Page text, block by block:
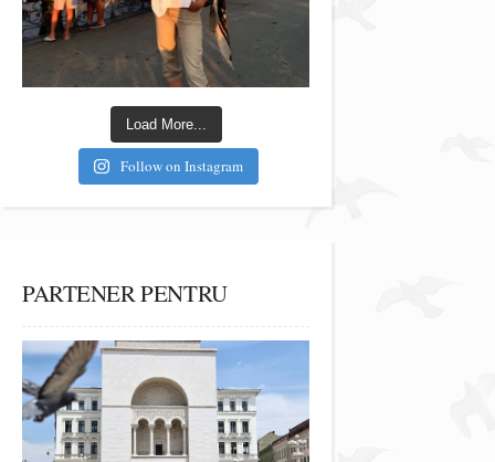
Load More...
Follow on Instagram
PARTENER PENTRU